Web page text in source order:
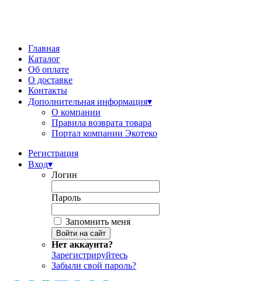
Главная
Каталог
Об оплате
О доставке
Контакты
Дополнительная информация▾
О компании
Правила возврата товара
Портал компании Экотеко
Регистрация
Вход▾
Логин
Пароль
Запомнить меня
Нет аккаунта?
Зарегистрируйтесь
Забыли свой пароль?